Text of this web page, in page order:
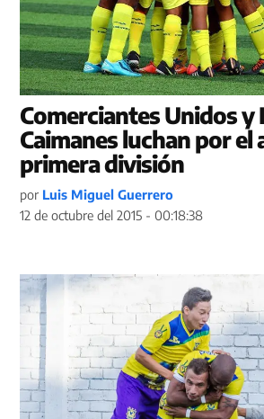
Comerciantes Unidos y
Caimanes luchan por el
primera división
por Luis Miguel Guerrero
12 de octubre del 2015 - 00:18:38